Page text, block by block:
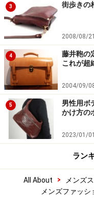
3 街歩きの
2008/08/21
4
藤井鞄の
これが超
2004/09/
5
男性用ボ
かけ方の
2023/01/01
ラン
All About > メンズ
メンズファッシ